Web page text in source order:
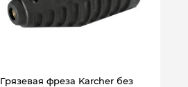
Грязевая фреза Karcher без